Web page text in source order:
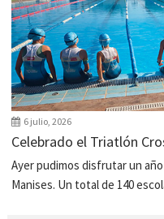
6 julio, 2026
Celebrado el Triatlón
Ayer pudimos disfrutar un
Manises. Un total de 140